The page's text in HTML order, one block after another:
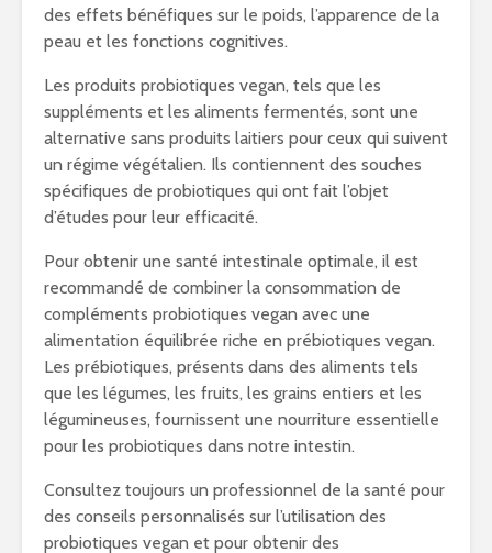
des effets bénéfiques sur le poids, l’apparence de la
peau et les fonctions cognitives.
Les produits probiotiques vegan, tels que les
suppléments et les aliments fermentés, sont une
alternative sans produits laitiers pour ceux qui suivent
un régime végétalien. Ils contiennent des souches
spécifiques de probiotiques qui ont fait l’objet
d’études pour leur efficacité.
Pour obtenir une santé intestinale optimale, il est
recommandé de combiner la consommation de
compléments probiotiques vegan avec une
alimentation équilibrée riche en prébiotiques vegan.
Les prébiotiques, présents dans des aliments tels
que les légumes, les fruits, les grains entiers et les
légumineuses, fournissent une nourriture essentielle
pour les probiotiques dans notre intestin.
Consultez toujours un professionnel de la santé pour
des conseils personnalisés sur l’utilisation des
probiotiques vegan et pour obtenir des